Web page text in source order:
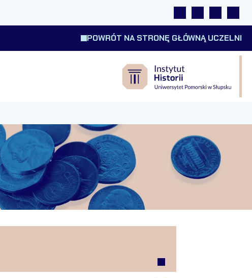
Linki Wyszukiwarka
Tłumacz
POWRÓT NA STRONĘ GŁÓWNĄ UCZELNI